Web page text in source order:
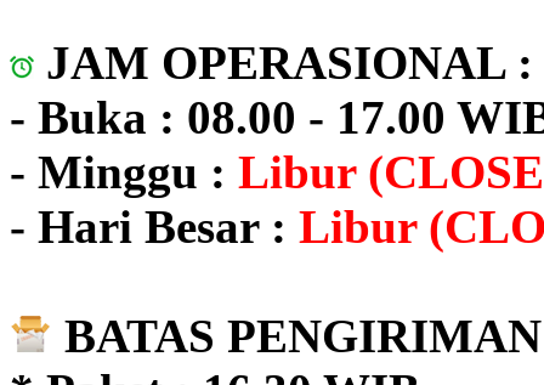
JAM OPERASIONAL :
- Buka : 08.00 - 17.00
- Minggu : Libur
- Hari Besar : Libur
BATAS